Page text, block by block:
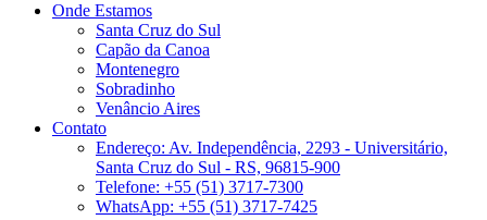
Onde Estamos
Santa Cruz do Sul
Capão da Canoa
Montenegro
Sobradinho
Venâncio Aires
Contato
Endereço: Av. Independência, 2293 - Universitário,
Santa Cruz do Sul - RS, 96815-900
Telefone: +55 (51) 3717-7300
WhatsApp: +55 (51) 3717-7425